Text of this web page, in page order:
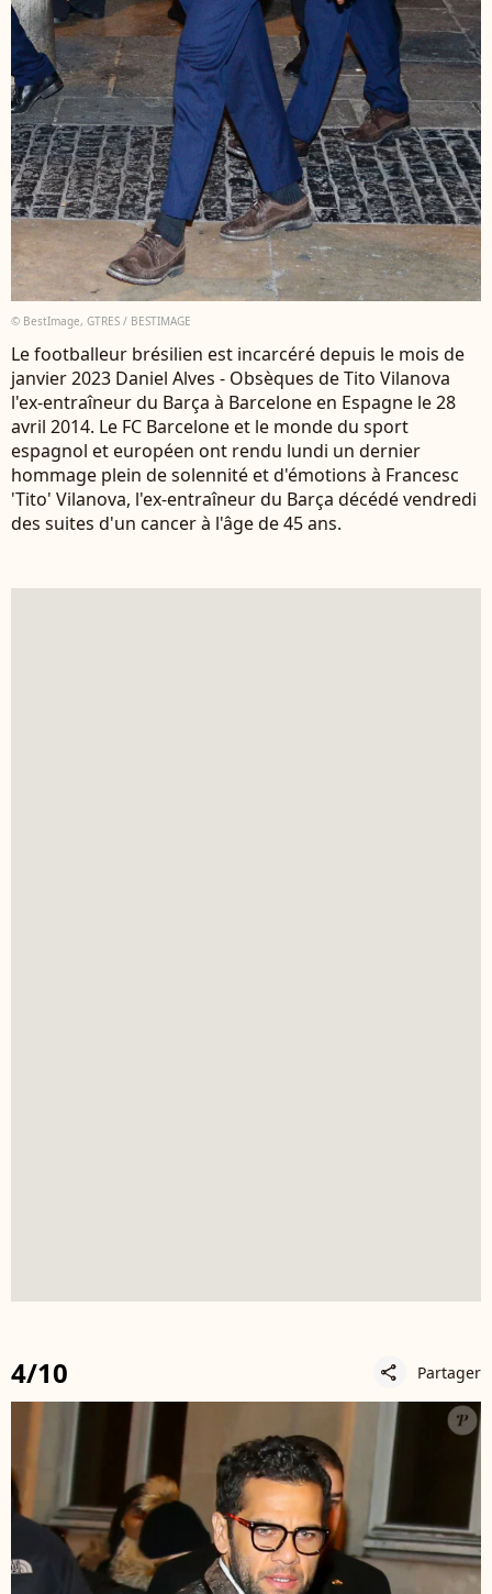
© BestImage, GTRES / BESTIMAGE
Le footballeur brésilien est incarcéré depuis le mois de
janvier 2023 Daniel Alves - Obsèques de Tito Vilanova
l'ex-entraîneur du Barça à Barcelone en Espagne le 28
avril 2014. Le FC Barcelone et le monde du sport
espagnol et européen ont rendu lundi un dernier
hommage plein de solennité et d'émotions à Francesc
'Tito' Vilanova, l'ex-entraîneur du Barça décédé vendredi
des suites d'un cancer à l'âge de 45 ans.
4/10 share Partager